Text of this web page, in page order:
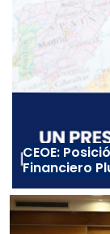
CEOE:
Financiero